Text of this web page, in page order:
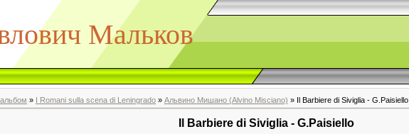
Мальков
» I Romani sulla scena di Leningrado » Альвино Мишано (Alvino Misciano) » Il Barbiere di Siviglia - G.Paisiello
Il Barbiere di Siviglia - G.Paisiello